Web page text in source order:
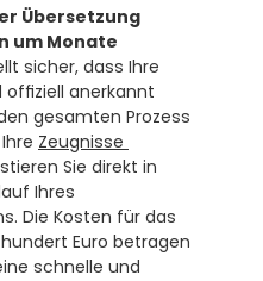
Übersetzung
um Monate
sicher, dass Ihre
anerkannt
gesamten Prozess
Zeugnisse
Sie direkt in
Ihres
Die Kosten für das
Euro betragen
schnelle und